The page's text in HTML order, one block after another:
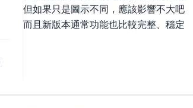
但如果只是圖示不同，應該影響不大吧
而且新版本通常功能也比較完整、穩定